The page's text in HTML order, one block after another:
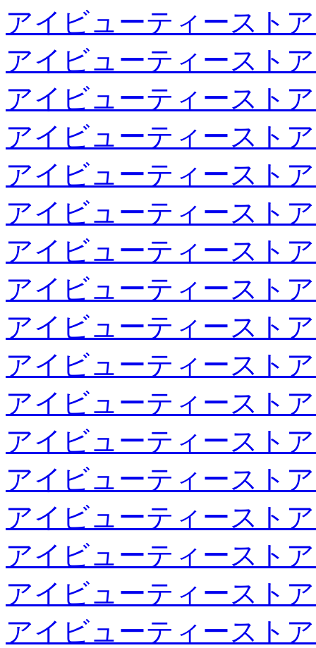
アイビューティースト
アイビューティースト
アイビューティースト
アイビューティースト
アイビューティースト
アイビューティースト
アイビューティースト
アイビューティースト
アイビューティースト
アイビューティースト
アイビューティースト
アイビューティースト
アイビューティースト
アイビューティースト
アイビューティースト
アイビューティースト
アイビューティースト